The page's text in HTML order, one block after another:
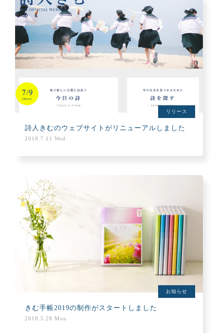
リリース
詩人きむのウェブサイトがリニューアルしました
2018.7.11 Wed
お知らせ
きむ手帳2019の制作がスタートしました
2018.5.28 Mon